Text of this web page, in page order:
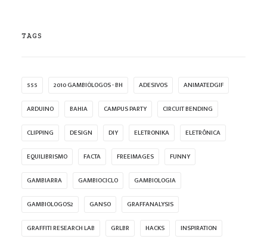
TAGS
555 2010 GAMBIÓLOGOS - BH ADESIVOS ANIMATEDGIF
ARDUINO BAHIA CAMPUS PARTY CIRCUIT BENDING
CLIPPING DESIGN DIY ELETRONIKA ELETRÔNICA
EQUILIBRISMO FACTA FREEIMAGES FUNNY
GAMBIARRA GAMBIOCICLO GAMBIOLOGIA
GAMBIOLOGOS2 GANSO GRAFFANALYSIS
GRAFFITI RESEARCH LAB GRLBR HACKS INSPIRATION